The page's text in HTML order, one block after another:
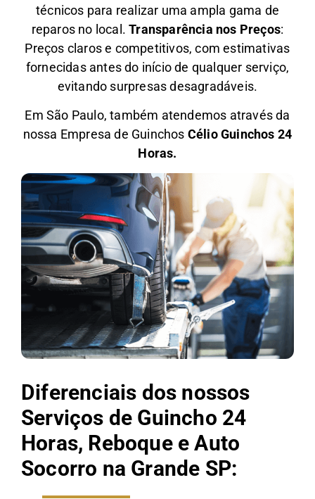
técnicos para realizar uma ampla gama de
reparos no local.Transparência nos Preços:
Preços claros e competitivos, com estimativas
fornecidas antes do início de qualquer serviço,
evitando surpresas desagradáveis.
Em São Paulo, também atendemos através da
nossa Empresa de Guinchos Célio Guinchos 24
Horas.
Diferenciais dos nossos
Serviços de Guincho 24
Horas, Reboque e Auto
Socorro na Grande SP: